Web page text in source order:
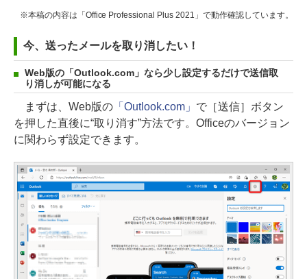
※本稿の内容は「Office Professional Plus 2021」で動作確認しています。
今、送ったメールを取り消したい！
Web版の「Outlook.com」なら少し設定するだけで送信取
り消しが可能になる
まずは、Web版の「Outlook.com」 で［送信］ボタン
を押した直後に“取り消す”方法です。Officeのバージョン
に関わらず設定できます。